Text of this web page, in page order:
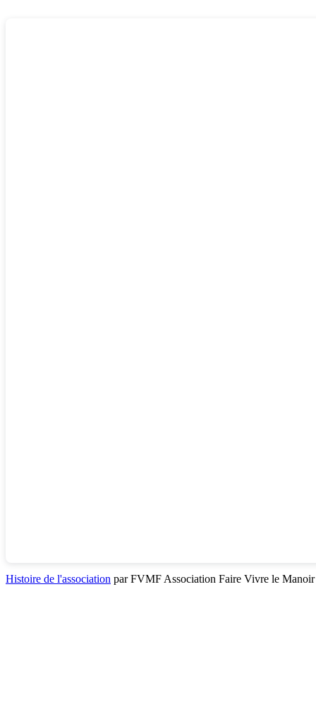
Histoire de l'association par FVMF Association Faire Vivre le